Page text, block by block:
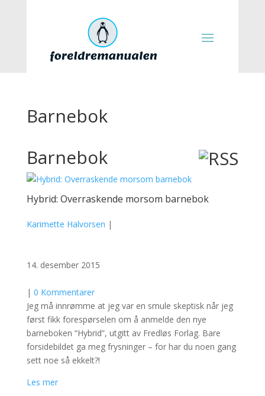
Barnebok
Barnebok
Hybrid: Overraskende morsom barnebok
Karimette Halvorsen |
14. desember 2015
| 0 Kommentarer
Jeg må innrømme at jeg var en smule skeptisk når jeg
først fikk forespørselen om å anmelde den nye
barneboken “Hybrid”, utgitt av Fredløs Forlag. Bare
forsidebildet ga meg frysninger – for har du noen gang
sett noe så ekkelt?!
Les mer